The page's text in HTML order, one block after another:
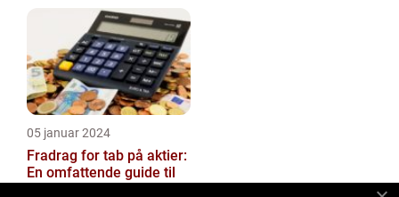
05 januar 2024
Fradrag for tab på aktier:
En omfattende guide til